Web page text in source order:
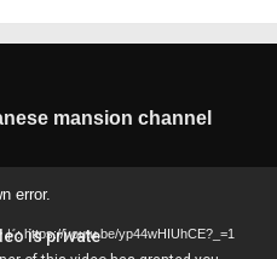
mansion channel
error.
: https://youtu.be/yp44wHIUhCE?_=1